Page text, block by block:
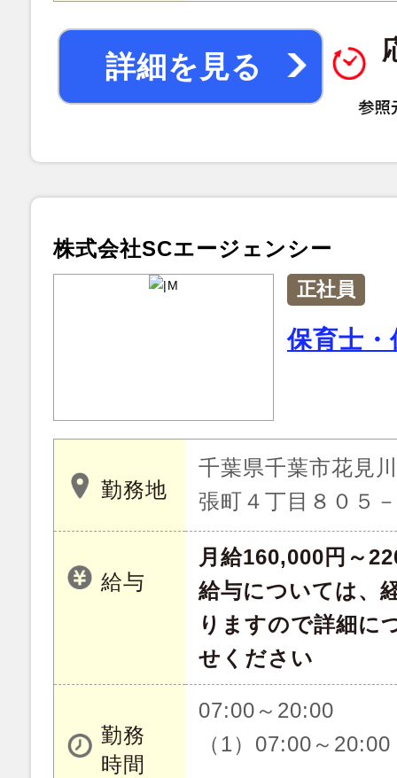
詳細を見る
株式会社SCエージェンシー
正社員
保育士
勤務地
千葉県千葉市花見
張町４丁目８０５
給与
月給160,000円～
給与については、
りますので詳細に
せください
勤務
時間
07:00～20:00
（1）07:00～20:00